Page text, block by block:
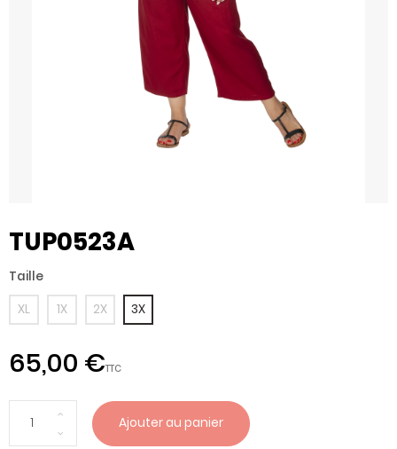
TUP0523A
Taille
XL
1X 2X 3X
65,00 €TTC
Ajouter au panier